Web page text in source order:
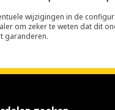
wijzigingen in de
om zeker te weten dat dit
garanderen.